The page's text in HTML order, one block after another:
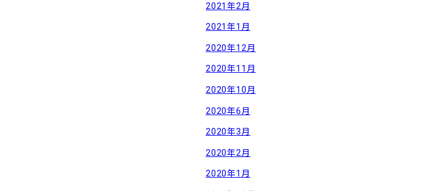
2021年2月
2021年1月
2020年12月
2020年11月
2020年10月
2020年6月
2020年3月
2020年2月
2020年1月